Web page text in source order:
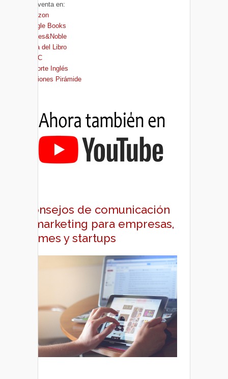
A la venta en:
Amazon
Google Books
Barnes&Noble
Casa del Libro
FNAC
El Corte Inglés
Ediciones Pirámide
Consejos de comunicación
y marketing para empresas,
pymes y startups